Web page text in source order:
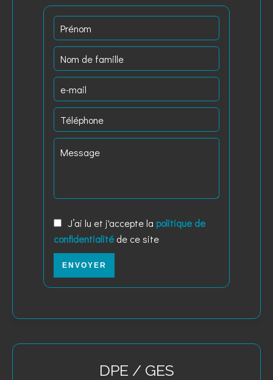
J’ai lu et j'accepte la politique de
confidentialité de ce site
ENVOYER
DPE / GES